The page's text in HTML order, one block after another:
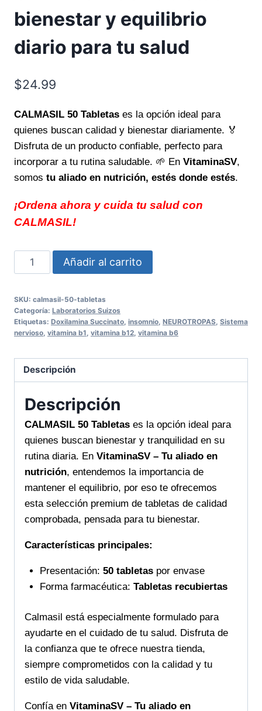
bienestar y equilibrio
diario para tu salud
$24.99
CALMASIL 50 Tabletas es la opción ideal para
quienes buscan calidad y bienestar diariamente. 🏅
Disfruta de un producto confiable, perfecto para
incorporar a tu rutina saludable. 🌱 En VitaminaSV,
somos tu aliado en nutrición, estés donde estés.
¡Ordena ahora y cuida tu salud con
CALMASIL!
CALMASIL
50
bienestar
y
equilibrio
para
tu
salud
Añadir al carrito
SKU: calmasil-50-tabletas
Categoría: Laboratorios Suizos
Etiquetas: Doxilamina Succinato insomnio NEUROTROPAS Sistema
nervioso vitamina b1 vitamina b12 vitamina b6
Descripción
Descripción
CALMASIL 50 Tabletas es la opción ideal para
quienes buscan bienestar y tranquilidad en su
rutina diaria. En VitaminaSV – Tu aliado en
nutrición, entendemos la importancia de
mantener el equilibrio, por eso te ofrecemos
esta selección premium de tabletas de calidad
comprobada, pensada para tu bienestar.
Características principales:
Presentación: 50 tabletaspor envase
Forma farmacéutica: Tabletas recubiertas
Calmasil está especialmente formulado para
ayudarte en el cuidado de tu salud. Disfruta de
la confianza que te ofrece nuestra tienda,
siempre comprometidos con la calidad y tu
estilo de vida saludable.
Confía en VitaminaSV – Tu aliado en